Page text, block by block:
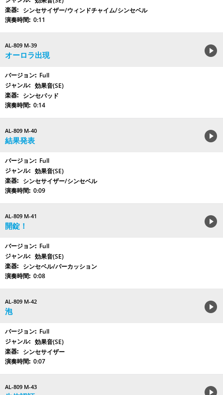
シンセサイザー/ウィンドチャイム/シンセベル
0:11
AL-809 M-39
オーロラ出現
Full
効果音(SE)
シンセパッド
0:14
AL-809 M-40
結果発表
Full
効果音(SE)
シンセサイザー/シンセベル
0:09
AL-809 M-41
開錠！
Full
効果音(SE)
シンセベル/パーカッション
0:08
AL-809 M-42
泡
Full
効果音(SE)
シンセサイザー
0:07
AL-809 M-43